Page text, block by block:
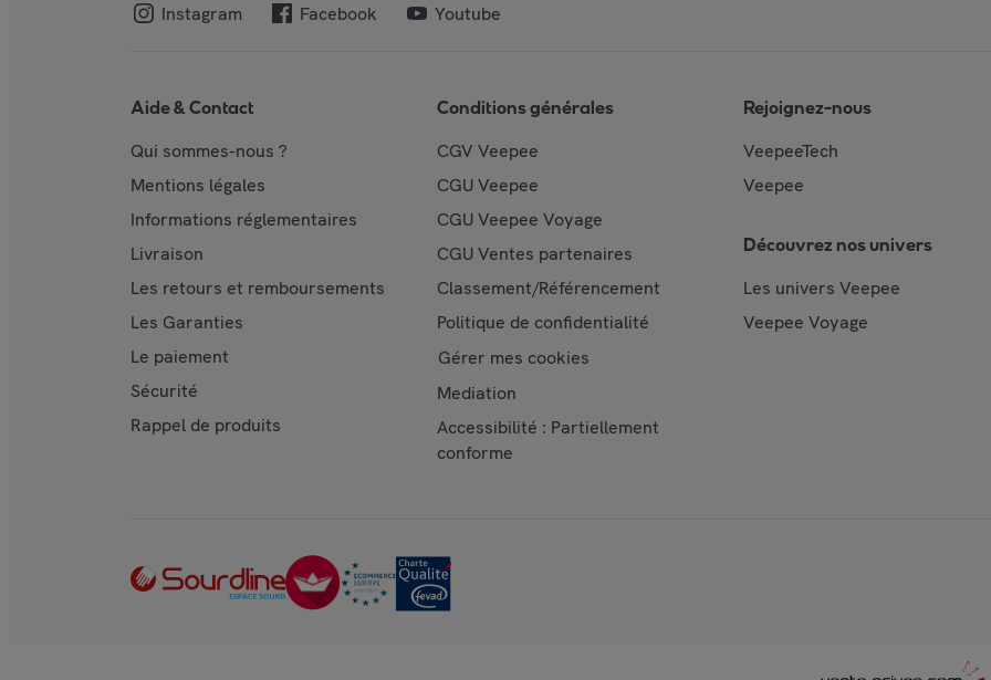
Instagram Facebook Youtube
Aide & Contact
Qui sommes-nous ?
Mentions légales
Informations réglementaires
Livraison
Les retours et remboursements
Les Garanties
Le paiement
Sécurité
Rappel de produits
Conditions générales
CGV Veepee
CGU Veepee
CGU Veepee Voyage
CGU Ventes partenaires
Classement/Référencement
Politique de confidentialité
Gérer mes cookies
Mediation
Accessibilité : Partiellement
conforme
Rejoignez-nous
VeepeeTech
Veepee
Découvrez nos univers
Les univers Veepee
Veepee Voyage